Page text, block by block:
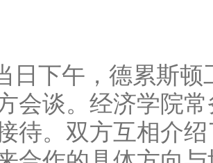
日下午，德累斯
会谈。经济学院
待。双方互相介